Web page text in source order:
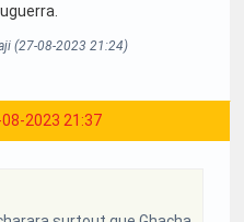
(27-08-2023 21:24)
2023 21:37